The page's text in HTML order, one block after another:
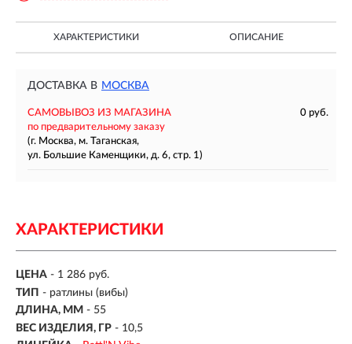
ХАРАКТЕРИСТИКИ ОПИСАНИЕ
ДОСТАВКА В МОСКВА
САМОВЫВОЗ ИЗ МАГАЗИНА
0 руб.
по предварительному заказу
(г. Москва, м. Таганская,
ул. Большие Каменщики, д. 6, стр. 1)
ХАРАКТЕРИСТИКИ
ЦЕНА - 1 286 руб.
ТИП - ратлины (вибы)
ДЛИНА, ММ - 55
ВЕС ИЗДЕЛИЯ, ГР - 10,5